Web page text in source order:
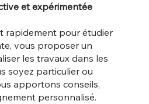
et expérimentée
rapidement pour étudier
vous proposer un
les travaux dans les
soyez particulier ou
apportons conseils,
personnalisé.